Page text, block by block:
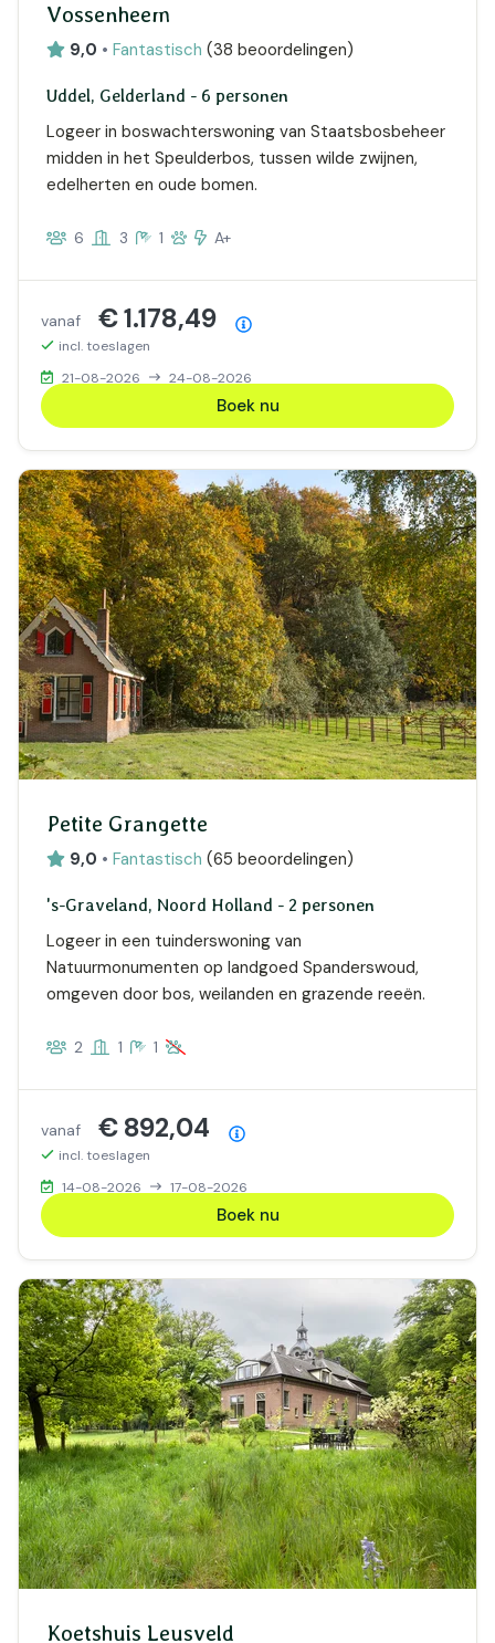
Vossenheem
9,0 • Fantastisch (38 beoordelingen)
Uddel, Gelderland - 6 personen
Logeer in boswachterswoning van Staatsbosbeheer
midden in het Speulderbos, tussen wilde zwijnen,
edelherten en oude bomen.
6 3 1 A+
vanaf € 1.178,49
incl. toeslagen
21-08-2026
24-08-2026
Boek nu
Petite Grangette
9,0 • Fantastisch (65 beoordelingen)
's-Graveland, Noord Holland - 2 personen
Logeer in een tuinderswoning van
Natuurmonumenten op landgoed Spanderswoud,
omgeven door bos, weilanden en grazende reeën.
2 1 1
vanaf € 892,04
incl. toeslagen
14-08-2026
17-08-2026
Boek nu
Koetshuis Leusveld